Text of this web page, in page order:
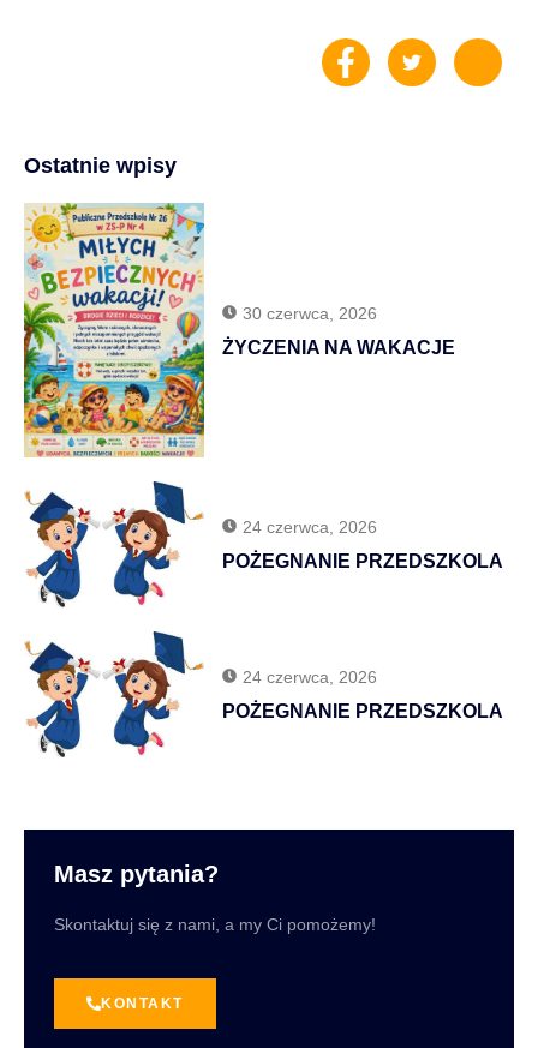
Ostatnie wpisy
30 czerwca, 2026
ŻYCZENIA NA WAKACJE
24 czerwca, 2026
POŻEGNANIE PRZEDSZKOLA
24 czerwca, 2026
POŻEGNANIE PRZEDSZKOLA
Masz pytania?
Skontaktuj się z nami, a my Ci pomożemy!
KONTAKT